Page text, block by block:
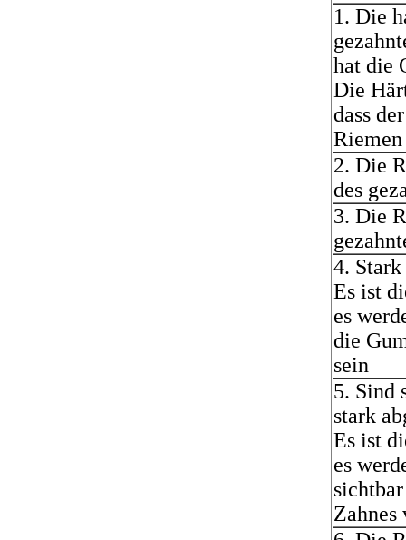
1. Die
hat die
Die
dass
2. Die
des
3. Die
4.
Es ist
es
die
sein
5. Sind
stark
Es ist
es
Zahnes